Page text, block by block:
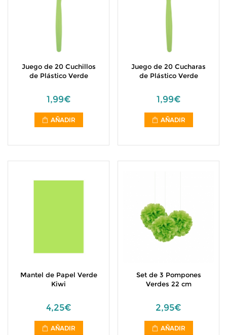
Juego de 20 Cuchillos
de Plástico Verde
1,99€
AÑADIR
Juego de 20 Cucharas
de Plástico Verde
1,99€
AÑADIR
Mantel de Papel Verde
Kiwi
4,25€
AÑADIR
Set de 3 Pompones
Verdes 22 cm
2,95€
AÑADIR